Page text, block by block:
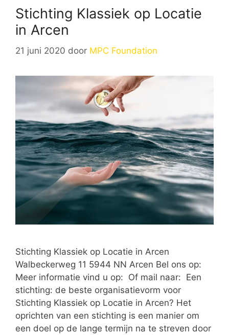
Stichting Klassiek op Locatie
in Arcen
21 juni 2020 door MPC Foundation
Stichting Klassiek op Locatie in Arcen
Walbeckerweg 11 5944 NN Arcen Bel ons op:
Meer informatie vind u op: Of mail naar: Een
stichting: de beste organisatievorm voor
Stichting Klassiek op Locatie in Arcen? Het
oprichten van een stichting is een manier om
een doel op de lange termijn na te streven door